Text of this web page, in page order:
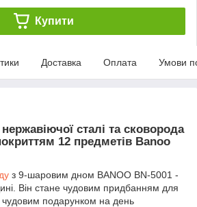
Купити
Доставка Оплата Умови
сталі та сковорода
12 предметів Banoo
з 9-шаровим дном BANOO BN-5001 -
Він стане чудовим придбанням для
чудовим подарунком на день